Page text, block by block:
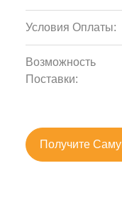
Условия Оплаты:
Возможность
Поставки:
Получите